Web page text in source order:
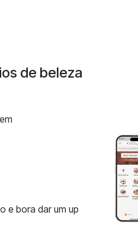
de beleza
e bora dar um up